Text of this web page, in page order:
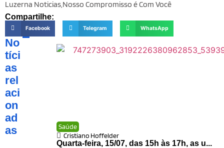
Luzerna Noticias,Nosso Compromisso é Com Você
Compartilhe:
Facebook Telegram WhatsApp
No
tíci
as
rel
aci
on
ad
as
Saúde
Cristiano Hoffelder
Quarta-feira, 15/07, das 15h às 17h, as u...